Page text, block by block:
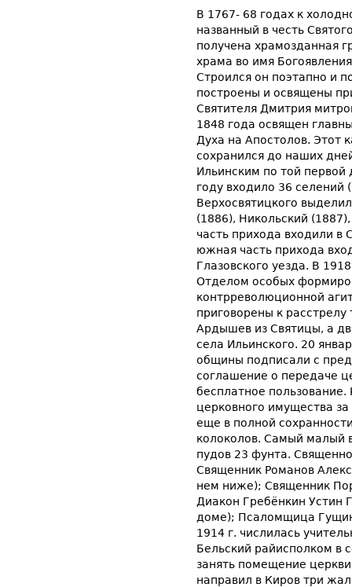
В 1767- 68 годах к
названный в честь
получена храмозданная
храма во имя
Строился он поэтапно и
построены и освящены
Святителя Дмитрия
1848 года освящен
Духа на Апостолов. Этот
сохранился до наших
Ильинским по той первой
году входило 36 селений
Верхосвятицкого
(1886), Никольский
часть прихода входили в
южная часть прихода
Глазовского уезда. В
Отделом особых
контрреволюционной
приговорены к
Ардышев из Святицы, а
села Ильинского. 20
общины подписали с
соглашение о передаче
бесплатное пользование.
церковного имущества
еще в полной
колоколов. Самый малый
пудов 23 фунта.
Священник Романов
нем ниже); Священник
Диакон Гребёнкин Устин
доме); Псаломщица
1914 г. числилась
Бельский райисполком в
занять помещение
направил в Киров три